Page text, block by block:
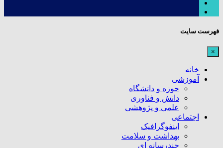
فهرست سایت
×
خانه
آموزشی
حوزه و دانشگاه
دانش و فناوری
علمی و پژوهشی
اجتماعی
اینفوگرافیک
بهداشت و سلامت
چندرسانه ای